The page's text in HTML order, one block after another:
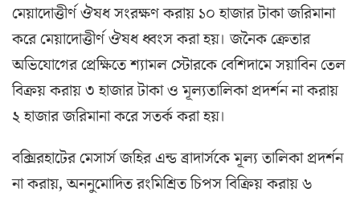
মেয়াদোত্তীর্ণ ঔষধ সংরক্ষণ করায় ১০ হাজার টাকা জরিমানা
ক‌রে মেয়া‌দোত্তীর্ণ ঔষধ ধ্বংস করা হয়। জ‌নৈক ক্রেতার
অ‌ভি‌যো‌গের প্রেক্ষি‌তে শ‌্যামল স্টোর‌কে বে‌শিদা‌মে সয়া‌বিন তেল
বিক্রয় করায় ৩ হাজার টাকা ও মূল‌্যতা‌লিকা প্রদর্শন না করায়
২ হাজার জ‌রিমানা ক‌রে সতর্ক করা হয়।
বক্সিরহাটের মেসার্স জহির এন্ড ব্রাদার্সকে মূল্য তালিকা প্রদর্শন
না করায়, অননুমোদিত রংমিশ্রিত চিপস বিক্রিয় করায় ৬